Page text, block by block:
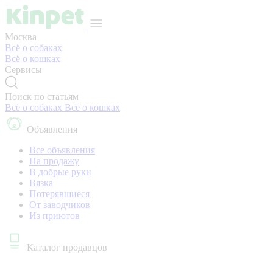
Москва
Всё о собаках
Всё о кошках
Сервисы
Поиск по статьям
Всё о собаках Всё о кошках
Объявления
Все объявления
На продажу
В добрые руки
Вязка
Потерявшиеся
От заводчиков
Из приютов
Каталог продавцов